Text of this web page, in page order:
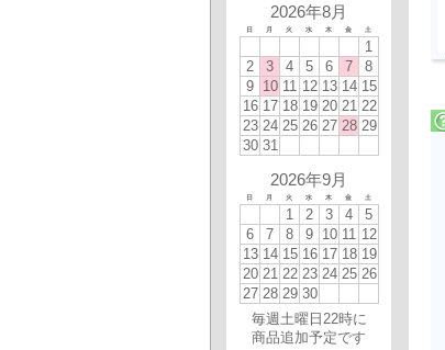
2026年8月
日 月 火 水 木 金 土
1
2
3 4 5 6 7
8
9 10 11 12 13 14 15
16 17 18 19 20 21 22
23 24 25 26 27 28 29
30 31
2026年9月
日 月 火 水 木 金 土
1 2 3 4
5
6
7 8 9 10 11 12
13 14 15 16 17 18 19
20 21 22 23 24 25 26
27 28 29 30
毎週土曜日22時に
商品追加予定です